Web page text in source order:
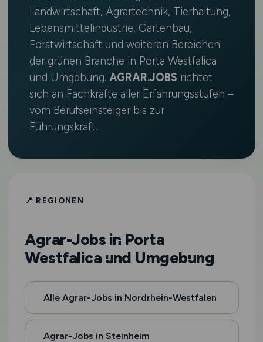
Landwirtschaft, Agrartechnik, Tierhaltung,
Lebensmittelindustrie, Gartenbau,
Forstwirtschaft und weiteren Bereichen
der grünen Branche in Porta Westfalica
und Umgebung. AGRAR.JOBS richtet
sich an Fachkräfte aller Erfahrungsstufen –
vom Berufseinsteiger bis zur
Führungskraft.
📍 REGIONEN
Agrar-Jobs in Porta
Westfalica und Umgebung
Alle Agrar-Jobs in Nordrhein-Westfalen
Agrar-Jobs in Steinheim